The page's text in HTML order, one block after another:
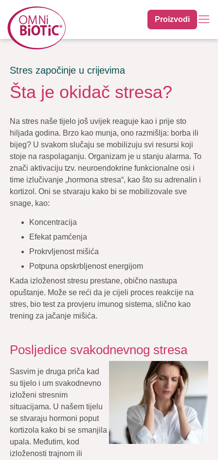
Proizvodi
Stres započinje u crijevima
Šta je okidač stresa?
Na stres naše tijelo još uvijek reaguje kao i prije sto
hiljada godina. Brzo kao munja, ono razmišlja: borba ili
bijeg? U svakom slučaju se mobilizuju svi resursi koji
stoje na raspolaganju. Organizam je u stanju alarma. To
znači aktivaciju tzv. neuroendokrine funkcionalne osi i
time izlučivanje „hormona stresa“, kao što su adrenalin i
kortizol. Oni se stvaraju kako bi se mobilizovale sve
snage, kao:
Koncentracija
Efekat pamćenja
Prokrvljenost mišića
Potpuna opskrbljenost energijom
Kada izloženost stresu prestane, obično nastupa
opuštanje. Može se reći da je cijeli proces reakcije na
stres, bio test za provjeru imunog sistema, slično kao
trening za jačanje mišića.
Posljedice svakodnevnog stresa
Sasvim je druga priča kad
su tijelo i um svakodnevno
izloženi stresnim
situacijama. U našem tijelu
se stvaraju hormoni poput
kortizola kako bi se smanjila
upala. Međutim, kod
izloženosti trajnom ili